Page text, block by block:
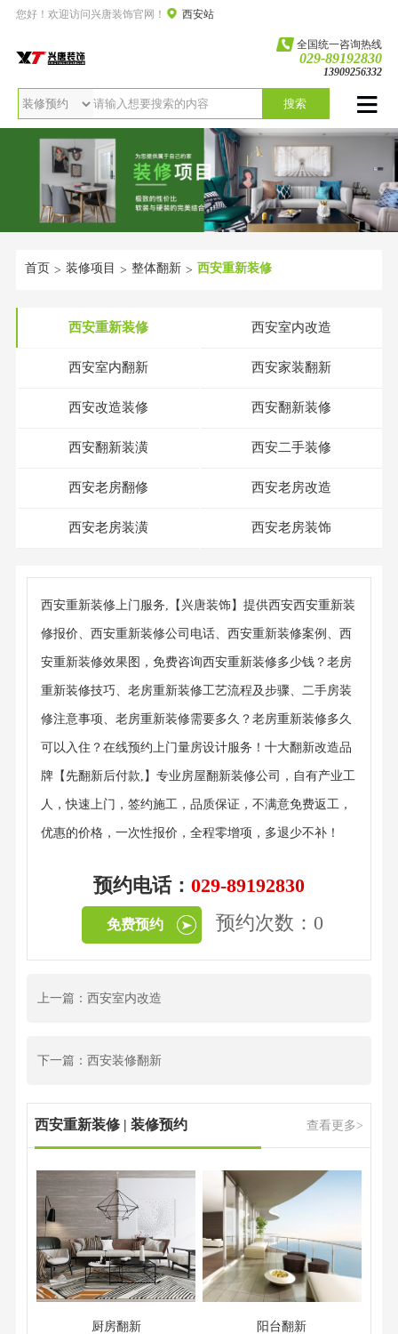
您好！欢迎访问兴唐装饰官网！ 西安站
全国统一咨询热线
029-89192830
13909256332
搜索
首页 > 装修项目 > 整体翻新 > 西安重新装修
西安重新装修 西安室内改造
西安室内翻新 西安家装翻新
西安改造装修 西安翻新装修
西安翻新装潢 西安二手装修
西安老房翻修 西安老房改造
西安老房装潢 西安老房装饰
西安重新装修上门服务,【兴唐装饰】提供西安西安重新装
修报价、西安重新装修公司电话、西安重新装修案例、西
安重新装修效果图，免费咨询西安重新装修多少钱？老房
重新装修技巧、老房重新装修工艺流程及步骤、二手房装
修注意事项、老房重新装修需要多久？老房重新装修多久
可以入住？在线预约上门量房设计服务！十大翻新改造品
牌【先翻新后付款,】专业房屋翻新装修公司，自有产业工
人，快速上门，签约施工，品质保证，不满意免费返工，
优惠的价格，一次性报价，全程零增项，多退少不补！
预约电话： 029-89192830
免费预约 预约次数：0
上一篇：西安室内改造
下一篇：西安装修翻新
西安重新装修 | 装修预约 查看更多>
厨房翻新 阳台翻新